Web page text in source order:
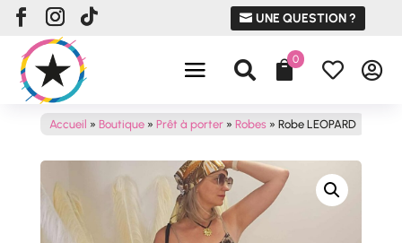
UNE QUESTION ?
 0  
Accueil » Boutique» Prêt à porter» Robes» Robe LEOPARD